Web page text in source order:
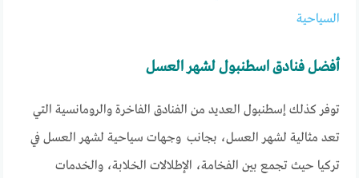
السياحية
أفضل فنادق اسطنبول لشهر العسل
توفر كذلك إسطنبول العديد من الفنادق الفاخرة والرومانسية التي
تعد مثالية لشهر العسل، بجانب وجهات سياحية لشهر العسل في
تركيا حيث تجمع بين الفخامة، الإطلالات الخلابة، والخدمات